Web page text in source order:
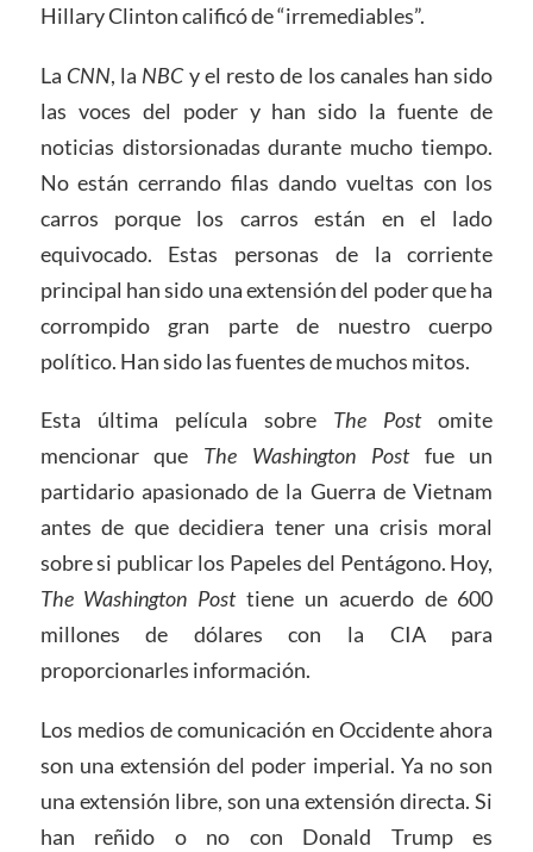
Hillary Clinton calificó de “irremediables”.
La CNN, la NBCy el resto de los canales han sido
las voces del poder y han sido la fuente de
noticias distorsionadas durante mucho tiempo.
No están cerrando filas dando vueltas con los
carros porque los carros están en el lado
equivocado. Estas personas de la corriente
principal han sido una extensión del poder que ha
corrompido gran parte de nuestro cuerpo
político. Han sido las fuentes de muchos mitos.
Esta última película sobre The Postomite
mencionar que The Washington Postfue un
partidario apasionado de la Guerra de Vietnam
antes de que decidiera tener una crisis moral
sobre si publicar los Papeles del Pentágono. Hoy,
The Washington Posttiene un acuerdo de 600
millones de dólares con la CIA para
proporcionarles información.
Los medios de comunicación en Occidente ahora
son una extensión del poder imperial. Ya no son
una extensión libre, son una extensión directa. Si
han reñido o no con Donald Trump es